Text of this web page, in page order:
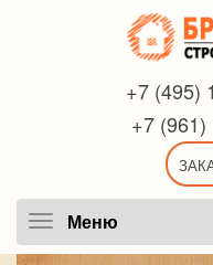
+7 (495)
+7 (961)
Меню